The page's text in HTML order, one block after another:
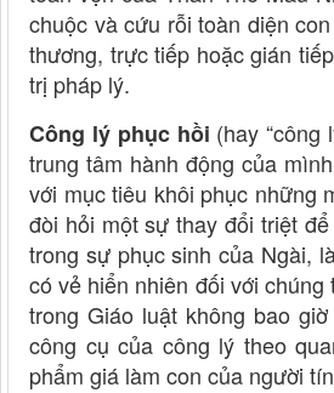
chuộc và cứu rỗi toàn diện
thương, trực tiếp hoặc gián
trị pháp lý.
Công lý phục hồi (hay
trung tâm hành động của
với mục tiêu khôi phục những
đòi hỏi một sự thay đổi triệt
trong sự phục sinh của Ngài,
có vẻ hiển nhiên đối với
trong Giáo luật không bao
công cụ của công lý theo
phẩm giá làm con của người